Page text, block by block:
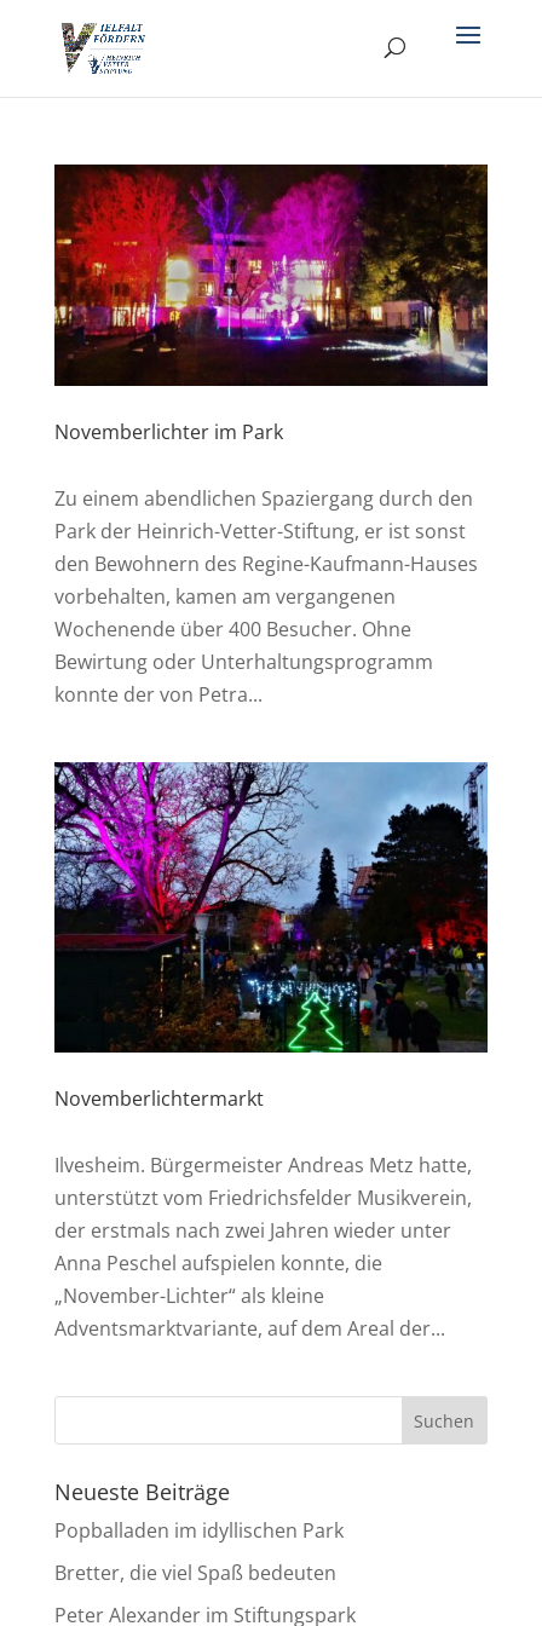
Novemberlichter im Park
Zu einem abendlichen Spaziergang durch den
Park der Heinrich-Vetter-Stiftung, er ist sonst
den Bewohnern des Regine-Kaufmann-Hauses
vorbehalten, kamen am vergangenen
Wochenende über 400 Besucher. Ohne
Bewirtung oder Unterhaltungsprogramm
konnte der von Petra...
Novemberlichtermarkt
Ilvesheim. Bürgermeister Andreas Metz hatte,
unterstützt vom Friedrichsfelder Musikverein,
der erstmals nach zwei Jahren wieder unter
Anna Peschel aufspielen konnte, die
„November-Lichter“ als kleine
Adventsmarktvariante, auf dem Areal der...
Neueste Beiträge
Popballaden im idyllischen Park
Bretter, die viel Spaß bedeuten
Peter Alexander im Stiftungspark